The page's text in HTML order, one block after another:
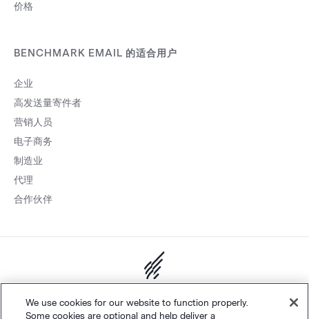
价格
BENCHMARK EMAIL 的适合用户
企业
高发送量寄件者
营销人员
电子商务
制造业
代理
合作伙伴
We use cookies for our website to function properly.
Some cookies are optional and help deliver a